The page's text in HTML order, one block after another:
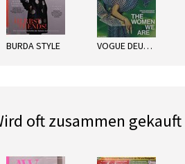
BURDA STYLE VOGUE DEUTSCH
oft zusammen gekauft